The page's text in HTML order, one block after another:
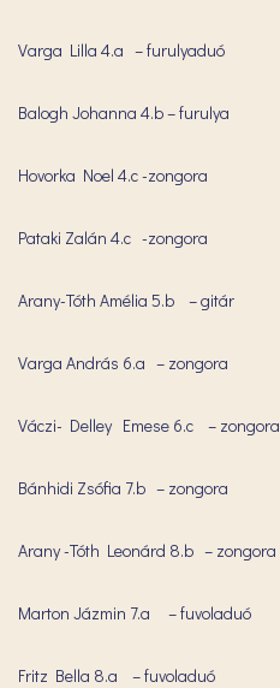
Varga Lilla 4.a – furulyaduó
Balogh Johanna 4.b – furulya
Hovorka Noel 4.c -zongora
Pataki Zalán 4.c -zongora
Arany-Tóth Amélia 5.b – gitár
Varga András 6.a – zongora
Váczi- Delley Emese 6.c – zongora
Bánhidi Zsófia 7.b – zongora
Arany -Tóth Leonárd 8.b – zongora
Marton Jázmin 7.a – fuvoladuó
Fritz Bella 8.a – fuvoladuó